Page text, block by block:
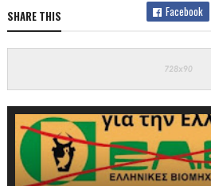
SHARE THIS Facebook